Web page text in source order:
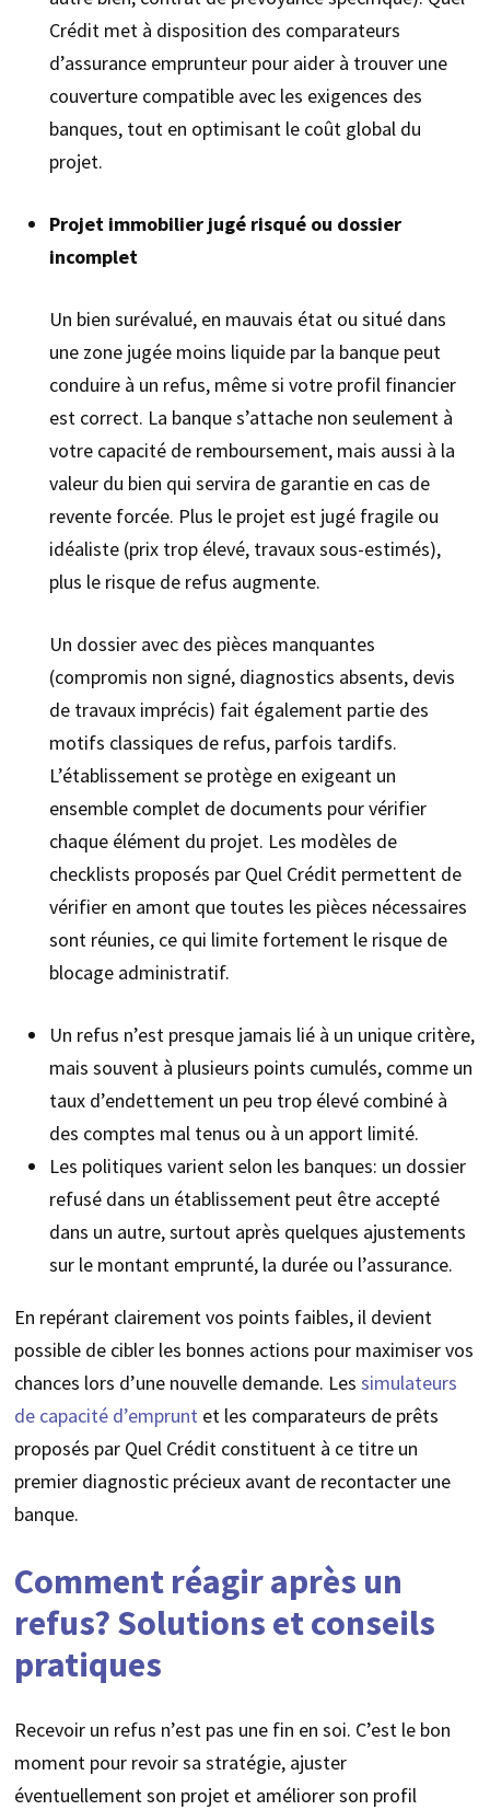
Crédit met à disposition des comparateurs
d’assurance emprunteur pour aider à trouver une
couverture compatible avec les exigences des
banques, tout en optimisant le coût global du
projet.
Projet immobilier jugé risqué ou dossier
incomplet
Un bien surévalué, en mauvais état ou situé dans
une zone jugée moins liquide par la banque peut
conduire à un refus, même si votre profil financier
est correct. La banque s’attache non seulement à
votre capacité de remboursement, mais aussi à la
valeur du bien qui servira de garantie en cas de
revente forcée. Plus le projet est jugé fragile ou
idéaliste (prix trop élevé, travaux sous-estimés),
plus le risque de refus augmente.
Un dossier avec des pièces manquantes
(compromis non signé, diagnostics absents, devis
de travaux imprécis) fait également partie des
motifs classiques de refus, parfois tardifs.
L’établissement se protège en exigeant un
ensemble complet de documents pour vérifier
chaque élément du projet. Les modèles de
checklists proposés par Quel Crédit permettent de
vérifier en amont que toutes les pièces nécessaires
sont réunies, ce qui limite fortement le risque de
blocage administratif.
Un refus n’est presque jamais lié à un unique critère,
mais souvent à plusieurs points cumulés, comme un
taux d’endettement un peu trop élevé combiné à
des comptes mal tenus ou à un apport limité.
Les politiques varient selon les banques: un dossier
refusé dans un établissement peut être accepté
dans un autre, surtout après quelques ajustements
sur le montant emprunté, la durée ou l’assurance.
En repérant clairement vos points faibles, il devient
possible de cibler les bonnes actions pour maximiser vos
chances lors d’une nouvelle demande. Les simulateurs
de capacité d’emprunt et les comparateurs de prêts
proposés par Quel Crédit constituent à ce titre un
premier diagnostic précieux avant de recontacter une
banque.
Comment réagir après un
refus? Solutions et conseils
pratiques
Recevoir un refus n’est pas une fin en soi. C’est le bon
moment pour revoir sa stratégie, ajuster
éventuellement son projet et améliorer son profil